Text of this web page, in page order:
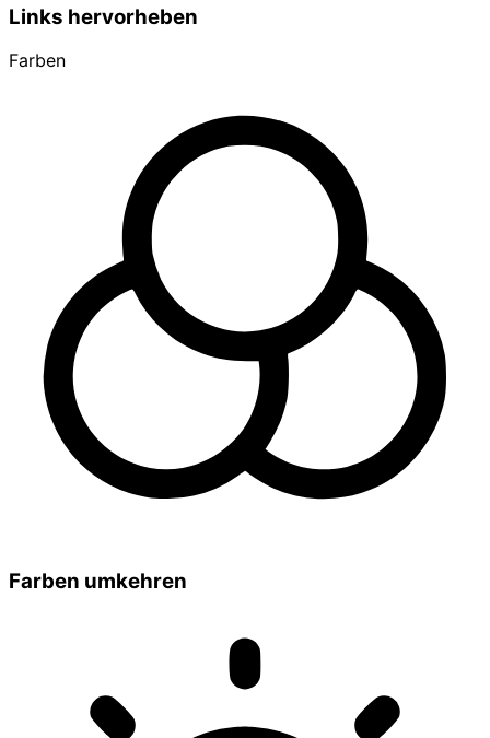
Links hervorheben
Farben
Farben umkehren